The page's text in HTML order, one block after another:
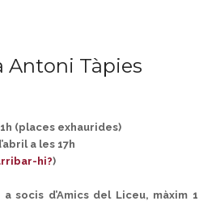
Antoni Tàpies
(places exhaurides)
a les 17h
hi?)
socis d’Amics del Liceu, màxim 1